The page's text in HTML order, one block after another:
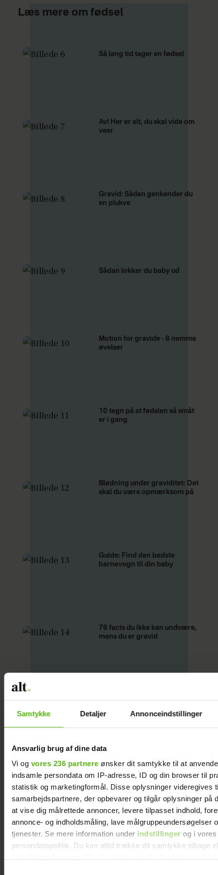
Samtykke Detaljer Annonceindstillinger
Ansvarlig brug af dine data
Vi og vores 236 partnere ønsker dit samtykke til at
indsamle persondata om IP-adresse, ID og din browser til
statistik og marketingformål. Disse oplysninger videregives
samarbejdspartnere, der opbevarer og tilgår oplysninger på
at vise dig målrettede annoncer, levere tilpasset indhold,
annonce- og indholdsmåling, lave målgruppeundersøgelser
tjenester. Se mere information under indstillinger og i vores
persondatapolitik. Du kan altid trække dit samtykke tilbage
Læs mere om fødsel
Så lang tid tager en fødsel
Av! Her er alt, du skal vide om
veer
Gravid: Sådan genkender du
en plukve
Sådan lokker du baby ud
Motion for gravide - 6 nemme
øvelser
10 tegn på at fødslen så småt
er i gang
Blødning under graviditet: Det
skal du være opmærksom på
Guide: Find den bedste
barnevogn til din baby
76 facts du ikke kan undvære,
mens du er gravid
Huskeliste: Det skal du købe
Verdens nemmeste trick til en
Do’s and dont’s før, under og